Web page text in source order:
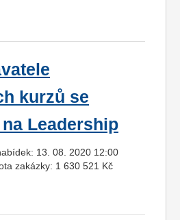
kurzů se
Leadership
13. 08. 2020 12:00
zakázky: 1 630 521 Kč